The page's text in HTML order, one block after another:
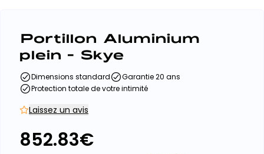
Portillon Aluminium
plein - Skye
Dimensions standard
Garantie 20 ans
Protection totale de votre intimité
Laissez un avis
852.83€